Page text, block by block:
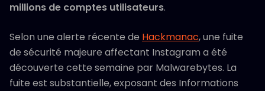
millions de comptes utilisateurs.
Selon une alerte récente de Hackmanac, une fuite
de sécurité majeure affectant Instagram a été
découverte cette semaine par Malwarebytes. La
fuite est substantielle, exposant des Informations